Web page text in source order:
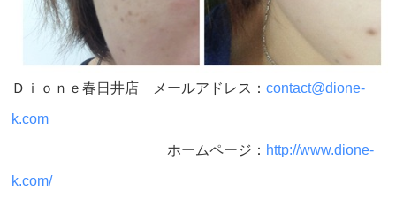
Ｄｉｏｎｅ春日井店 メールアドレス： contact@dione-
k.com
ホームページ： http://www.dione-
k.com/